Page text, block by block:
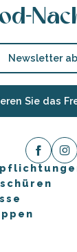
Newsletter
Sie das